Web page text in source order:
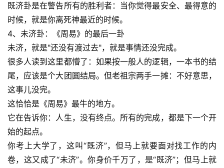
既济卦是在警告所有的胜利者：当你觉得最安全、最得意的
时候，就是你离死神最近的时候。
4、未济卦：《周易》的最后一卦
未济，就是"还没有渡过去"，就是事情还没完成。
很多人读到这里都懵了：如果按一般人的逻辑，一本书的结
尾，应该是个大团圆结局。但老祖宗两手一摊：不好意思，
这事儿没完。
这恰恰是《周易》最牛的地方。
它在告诉你：人生，没有终点。所有的完成，都是下一个开
始的起点。
你考上大学了，这叫“既济”，但马上就要面对找工作的内
卷，这又成了“未济”。你身价千万了，是“既济”；但马上就